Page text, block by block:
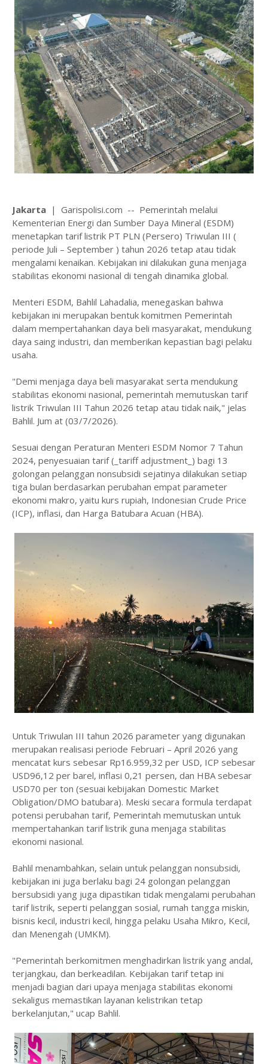
Jakarta | Garispolisi.com -- Pemerintah melalui
Kementerian Energi dan Sumber Daya Mineral (ESDM)
menetapkan tarif listrik PT PLN (Persero) Triwulan III (
periode Juli – September ) tahun 2026 tetap atau tidak
mengalami kenaikan. Kebijakan ini dilakukan guna menjaga
stabilitas ekonomi nasional di tengah dinamika global.
Menteri ESDM, Bahlil Lahadalia, menegaskan bahwa
kebijakan ini merupakan bentuk komitmen Pemerintah
dalam mempertahankan daya beli masyarakat, mendukung
daya saing industri, dan memberikan kepastian bagi pelaku
usaha.
"Demi menjaga daya beli masyarakat serta mendukung
stabilitas ekonomi nasional, pemerintah memutuskan tarif
listrik Triwulan III Tahun 2026 tetap atau tidak naik," jelas
Bahlil. Jum at (03/7/2026).
Sesuai dengan Peraturan Menteri ESDM Nomor 7 Tahun
2024, penyesuaian tarif (_tariff adjustment_) bagi 13
golongan pelanggan nonsubsidi sejatinya dilakukan setiap
tiga bulan berdasarkan perubahan empat parameter
ekonomi makro, yaitu kurs rupiah, Indonesian Crude Price
(ICP), inflasi, dan Harga Batubara Acuan (HBA).
Untuk Triwulan III tahun 2026 parameter yang digunakan
merupakan realisasi periode Februari – April 2026 yang
mencatat kurs sebesar Rp16.959,32 per USD, ICP sebesar
USD96,12 per barel, inflasi 0,21 persen, dan HBA sebesar
USD70 per ton (sesuai kebijakan Domestic Market
Obligation/DMO batubara). Meski secara formula terdapat
potensi perubahan tarif, Pemerintah memutuskan untuk
mempertahankan tarif listrik guna menjaga stabilitas
ekonomi nasional.
Bahlil menambahkan, selain untuk pelanggan nonsubsidi,
kebijakan ini juga berlaku bagi 24 golongan pelanggan
bersubsidi yang juga dipastikan tidak mengalami perubahan
tarif listrik, seperti pelanggan sosial, rumah tangga miskin,
bisnis kecil, industri kecil, hingga pelaku Usaha Mikro, Kecil,
dan Menengah (UMKM).
"Pemerintah berkomitmen menghadirkan listrik yang andal,
terjangkau, dan berkeadilan. Kebijakan tarif tetap ini
menjadi bagian dari upaya menjaga stabilitas ekonomi
sekaligus memastikan layanan kelistrikan tetap
berkelanjutan," ucap Bahlil.